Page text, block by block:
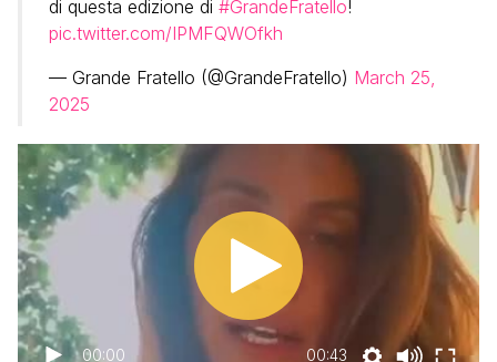
di questa edizione di #GrandeFratello!
pic.twitter.com/IPMFQWOfkh
— Grande Fratello (@GrandeFratello) March 25,
2025
00:00 00:43